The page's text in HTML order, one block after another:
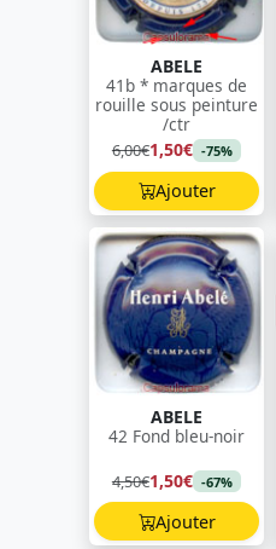
ABELE
41b * marques de
rouille sous peinture
/ctr
6,00€1,50€ -75%
Ajouter
ABELE
42 Fond bleu-noir
4,50€1,50€ -67%
Ajouter